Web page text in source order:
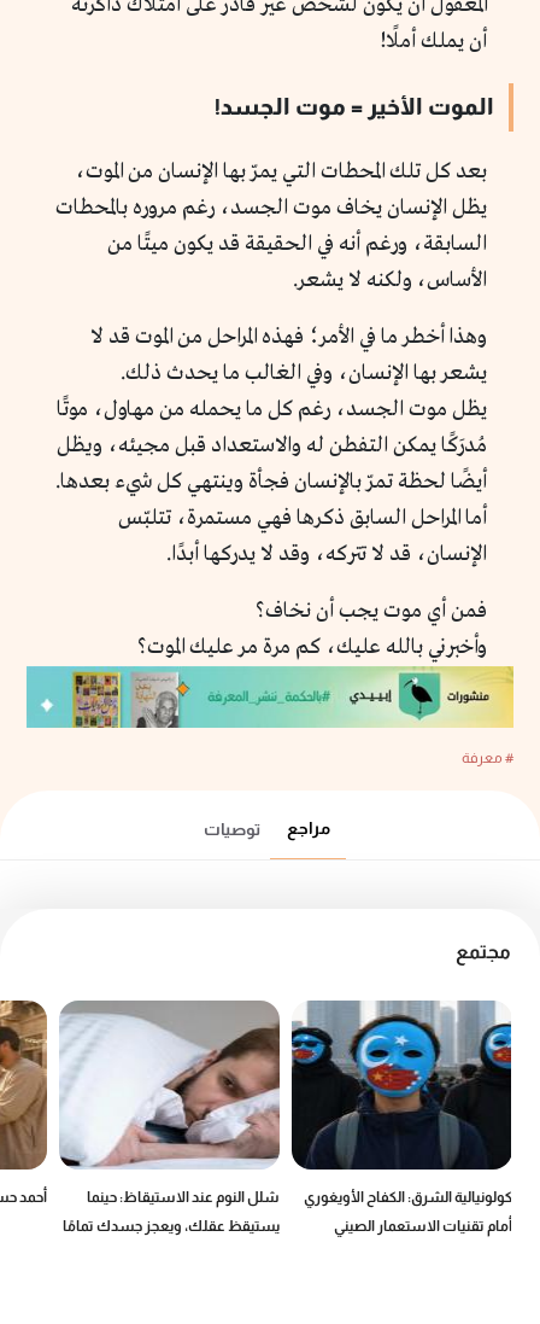
أن يملك أملًا!
الموت الأخير = موت الجسد!
بعد كل تلك المحطات التي يمرّ بها الإنسان من الموت،
يظل الإنسان يخاف موت الجسد، رغم مروره بالمحطات
السابقة، ورغم أنه في الحقيقة قد يكون ميتًا من
الأساس، ولكنه لا يشعر.
وهذا أخطر ما في الأمر؛ فهذه المراحل من الموت قد لا
يشعر بها الإنسان، وفي الغالب ما يحدث ذلك.
يظل موت الجسد، رغم كل ما يحمله من مهاول، موتًا
مُدرَكًا يمكن التفطن له والاستعداد قبل مجيئه، ويظل
أيضًا لحظة تمرّ بالإنسان فجأة وينتهي كل شيء بعدها.
أما المراحل السابق ذكرها فهي مستمرة، تتلبّس
الإنسان، قد لا تتركه، وقد لا يدركها أبدًا.
فمن أي موت يجب أن نخاف؟
وأخبرني بالله عليك، كم مرة مر عليك الموت؟
# معرفة
مراجع توصيات
مجتمع
كولونيالية الشرق: الكفاح الأويغوري
أمام تقنيات الاستعمار الصيني
شلل النوم عند الاستيقاظ: حينما
يستيقظ عقلك، ويعجز جسدك تمامًا
أحمد